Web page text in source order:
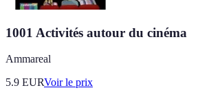
1001 Activités autour du cinéma
Ammareal
5.9 EURVoir le prix